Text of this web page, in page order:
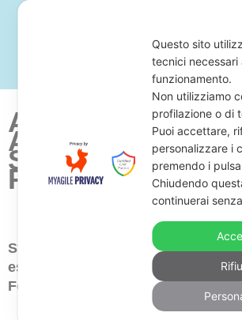
Avvocato Per
Amministrativo
San
Puglia
Stai cercando uno studio
esperti in fermo
Ferdinando di Puglia?
Questo sito
tecnici necessari
funzionamento.
Non utilizziamo
profilazione o di
Puoi accettare,
personalizzare i
premendo i
Chiudendo
continuerai